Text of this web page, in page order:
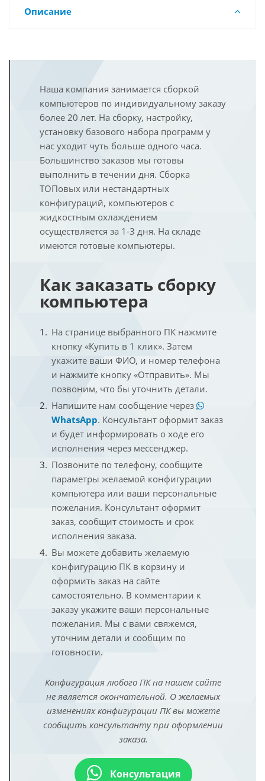
Описание
Наша компания занимается сборкой
компьютеров по индивидуальному заказу
более 20 лет. На сборку, настройку,
установку базового набора программ у
нас уходит чуть больше одного часа.
Большинство заказов мы готовы
выполнить в течении дня. Сборка
ТОПовых или нестандартных
конфигураций, компьютеров с
жидкостным охлаждением
осуществляется за 1-3 дня. На складе
имеются готовые компьютеры.
Как заказать сборку
компьютера
На странице выбранного ПК нажмите
кнопку «Купить в 1 клик». Затем
укажите ваши ФИО, и номер телефона
и нажмите кнопку «Отправить». Мы
позвоним, что бы уточнить детали.
Напишите нам сообщение через
WhatsApp. Консультант оформит заказ
и будет информировать о ходе его
исполнения через мессенджер.
Позвоните по телефону, сообщите
параметры желаемой конфигурации
компьютера или ваши персональные
пожелания. Консультант оформит
заказ, сообщит стоимость и срок
исполнения заказа.
Вы можете добавить желаемую
конфигурацию ПК в корзину и
оформить заказ на сайте
самостоятельно. В комментарии к
заказу укажите ваши персональные
пожелания. Мы с вами свяжемся,
уточним детали и сообщим по
готовности.
Конфигурация любого ПК на нашем сайте
не является окончательной. О желаемых
изменениях конфигурации ПК вы можете
сообщить консультанту при оформлении
заказа.
Консультация